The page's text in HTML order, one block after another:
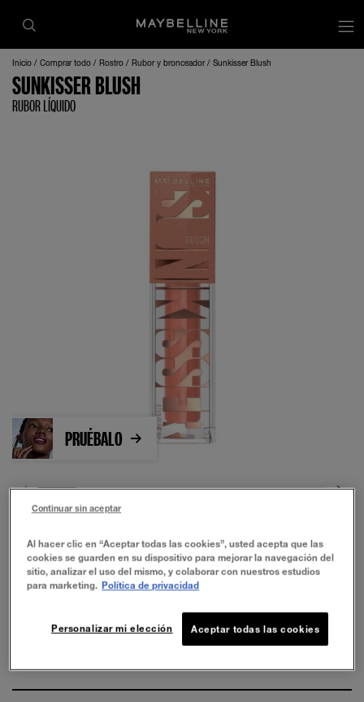
Inicio Comprar todo Rostro Rubor y bronceador Sunkisser Blush
SUNKISSER BLUSH
RUBOR LÍQUIDO
PRUÉBALO
COMPRAR AHORA
Al hacer clic en “Aceptar todas las cookies”, usted acepta que las
cookies se guarden en su dispositivo para mejorar la navegación del
sitio, analizar el uso del mismo, y colaborar con nuestros estudios
para marketing. Política de privacidad
Aceptar todas las cookies
Personalizar mi elección
Continuar sin aceptar